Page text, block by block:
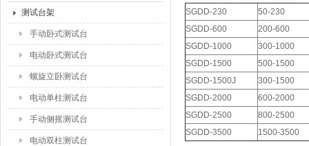
测试台架
手动卧式测试台
电动卧式测试台
螺旋立卧测试台
电动单柱测试台
手动侧摇测试台
电动双柱测试台
SGDD-230
50-230
SGDD-600
200-600
SGDD-1000
300-1000
SGDD-1500
500-1500
SGDD-1500J
300-1500
SGDD-2000
600-2000
SGDD-2500
800-2500
SGDD-3500
1500-3500